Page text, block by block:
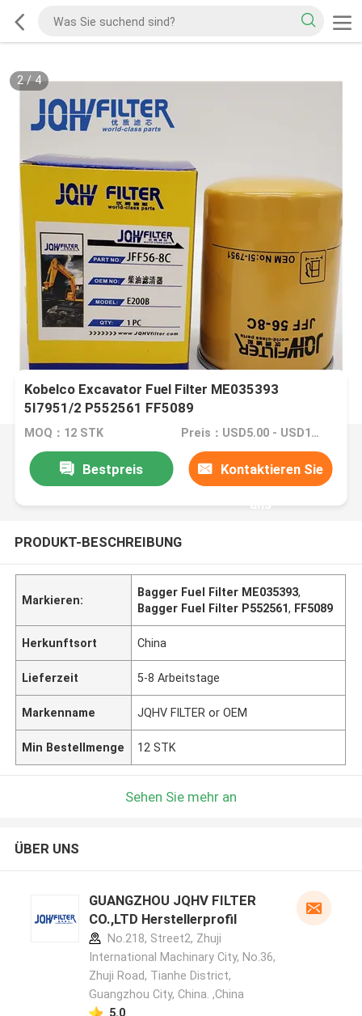
2/4
Kobelco Excavator Fuel Filter ME035393
5I7951/2 P552561 FF5089
MOQ：12 STK Preis：USD5.00 - USD10.00 /PC
Bestpreis Kontaktieren Sie
uns
PRODUKT-BESCHREIBUNG
Markieren:
Bagger Fuel Filter ME035393,
Bagger Fuel Filter P552561, FF5089
Herkunftsort China
Lieferzeit 5-8 Arbeitstage
Markenname JQHV FILTER or OEM
Min Bestellmenge 12 STK
Sehen Sie mehr an
ÜBER UNS
GUANGZHOU JQHV FILTER
CO.,LTD Herstellerprofil
No.218, Street2, Zhuji
International Machinary City, No.36,
Zhuji Road, Tianhe District,
Guangzhou City, China. ,China
5.0